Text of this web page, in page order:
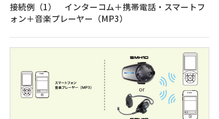
接続例（1） インターコム＋携帯電話・スマートフ
ォン＋音楽プレーヤー（MP3）